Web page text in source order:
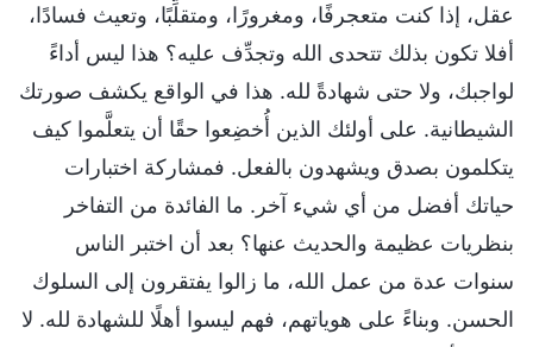
عقل، إذا كنت متعجرفًا، ومغرورًا، ومتقلِّبًا، وتعيث فسادًا،
أفلا تكون بذلك تتحدى الله وتجدِّف عليه؟ هذا ليس أداءً
لواجبك، ولا حتى شهادةً لله. هذا في الواقع يكشف صورتك
الشيطانية. على أولئك الذين أُخضِعوا حقًا أن يتعلَّموا كيف
يتكلمون بصدق ويشهدون بالفعل. فمشاركة اختبارات
حياتك أفضل من أي شيء آخر. ما الفائدة من التفاخر
بنظريات عظيمة والحديث عنها؟ بعد أن اختبر الناس
سنوات عدة من عمل الله، ما زالوا يفتقرون إلى السلوك
الحسن. وبناءً على هوياتهم، فهم ليسوا أهلًا للشهادة لله. لا